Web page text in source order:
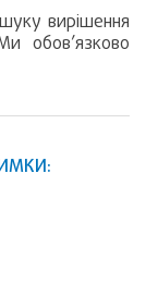
вирішення
обов’язково